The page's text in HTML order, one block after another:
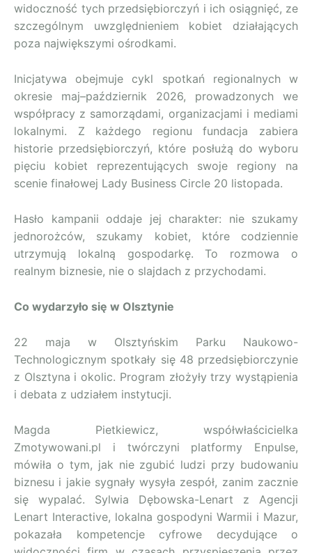
widoczność tych przedsiębiorczyń i ich osiągnięć, ze
szczególnym uwzględnieniem kobiet działających
poza największymi ośrodkami.
Inicjatywa obejmuje cykl spotkań regionalnych w
okresie maj–październik 2026, prowadzonych we
współpracy z samorządami, organizacjami i mediami
lokalnymi. Z każdego regionu fundacja zabiera
historie przedsiębiorczyń, które posłużą do wyboru
pięciu kobiet reprezentujących swoje regiony na
scenie finałowej Lady Business Circle 20 listopada.
Hasło kampanii oddaje jej charakter: nie szukamy
jednorożców, szukamy kobiet, które codziennie
utrzymują lokalną gospodarkę. To rozmowa o
realnym biznesie, nie o slajdach z przychodami.
Co wydarzyło się w Olsztynie
22 maja w Olsztyńskim Parku Naukowo-
Technologicznym spotkały się 48 przedsiębiorczynie
z Olsztyna i okolic. Program złożyły trzy wystąpienia
i debata z udziałem instytucji.
Magda Pietkiewicz, współwłaścicielka
Zmotywowani.pl i twórczyni platformy Enpulse,
mówiła o tym, jak nie zgubić ludzi przy budowaniu
biznesu i jakie sygnały wysyła zespół, zanim zacznie
się wypalać. Sylwia Dębowska-Lenart z Agencji
Lenart Interactive, lokalna gospodyni Warmii i Mazur,
pokazała kompetencje cyfrowe decydujące o